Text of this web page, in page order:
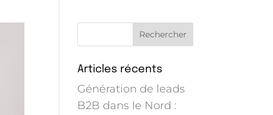
Articles récents
Génération de leads
B2B dans le Nord :